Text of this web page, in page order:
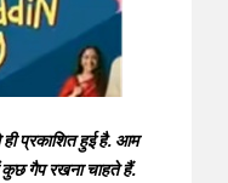
प्रकाशित हुई है. आम
कुछ गैप रखना चाहते हैं.